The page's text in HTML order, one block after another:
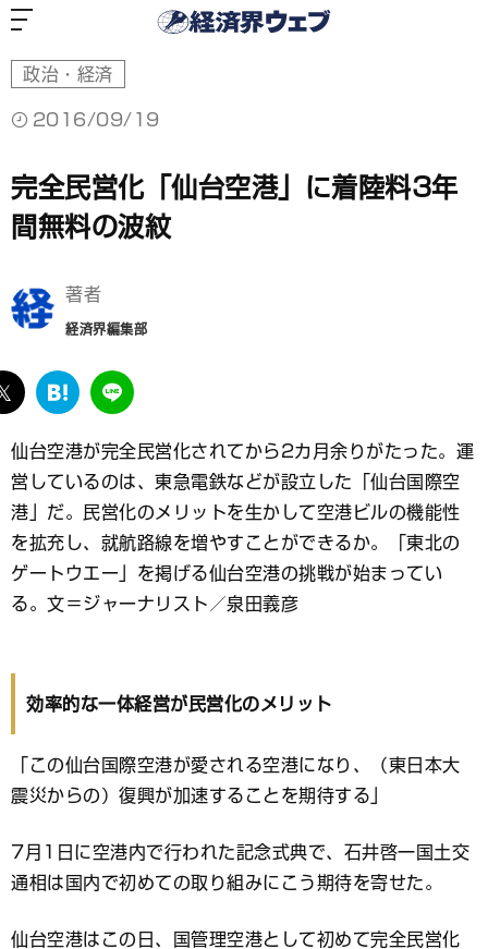
政治・経済
2016/09/19
完全民営化「仙台空港」に着陸料3年
間無料の波紋
著者
経済界編集部
twitter
は
な
ブ
ッ
ク
マ
ー
ク
LINE
仙台空港が完全民営化されてから2カ月余りがたった。運
営しているのは、東急電鉄などが設立した「仙台国際空
港」だ。民営化のメリットを生かして空港ビルの機能性
を拡充し、就航路線を増やすことができるか。「東北の
ゲートウエー」を掲げる仙台空港の挑戦が始まってい
る。文＝ジャーナリスト／泉田義彦
効率的な一体経営が民営化のメリット
「この仙台国際空港が愛される空港になり、（東日本大
震災からの）復興が加速することを期待する」
7月1日に空港内で行われた記念式典で、石井啓一国土交
通相は国内で初めての取り組みにこう期待を寄せた。
仙台空港はこの日、国管理空港として初めて完全民営化